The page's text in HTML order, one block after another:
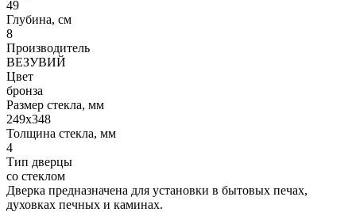
49
Глубина, см
8
Производитель
ВЕЗУВИЙ
Цвет
бронза
Размер стекла, мм
249х348
Толщина стекла, мм
4
Тип дверцы
со стеклом
Дверка предназначена для установки в бытовых печах,
духовках печных и каминах.